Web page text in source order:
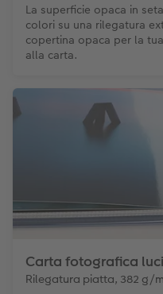
La superficie opaca in
colori su una rilegatura
copertina opaca per la
alla carta.
Carta fotografica
Rilegatura piatta, 382 g/